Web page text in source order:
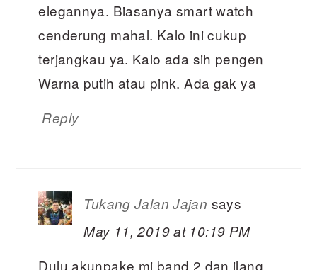
elegannya. Biasanya smart watch
cenderung mahal. Kalo ini cukup
terjangkau ya. Kalo ada sih pengen
Warna putih atau pink. Ada gak ya
Reply
Tukang Jalan Jajan says
May 11, 2019 at 10:19 PM
Dulu akunpake mi band 2 dan ilang.